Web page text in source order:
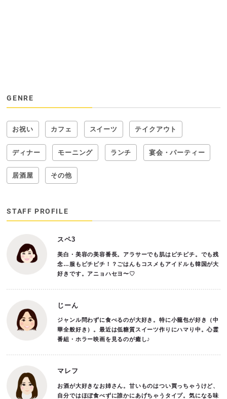
GENRE
お祝い カフェ スイーツ テイクアウト
ディナー モーニング ランチ 宴会・パーティー
居酒屋 その他
STAFF PROFILE
スペ3
美白・美容の美容番長。アラサーでも肌はピチピチ。でも残
念…服もピチピチ！？ごはんもコスメもアイドルも韓国が大
好きです。アニョハセヨ〜♡
じーん
ジャンル問わずに食べるのが大好き。特に小籠包が好き（中
華全般好き）。最近は低糖質スイーツ作りにハマり中。心霊
番組・ホラー映画を見るのが癒し♪
マレフ
お酒が大好きなお姉さん。甘いものはつい買っちゃうけど、
自分ではほぼ食べずに誰かにあげちゃうタイプ。気になる味